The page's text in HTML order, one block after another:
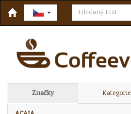
Značky Kategorie